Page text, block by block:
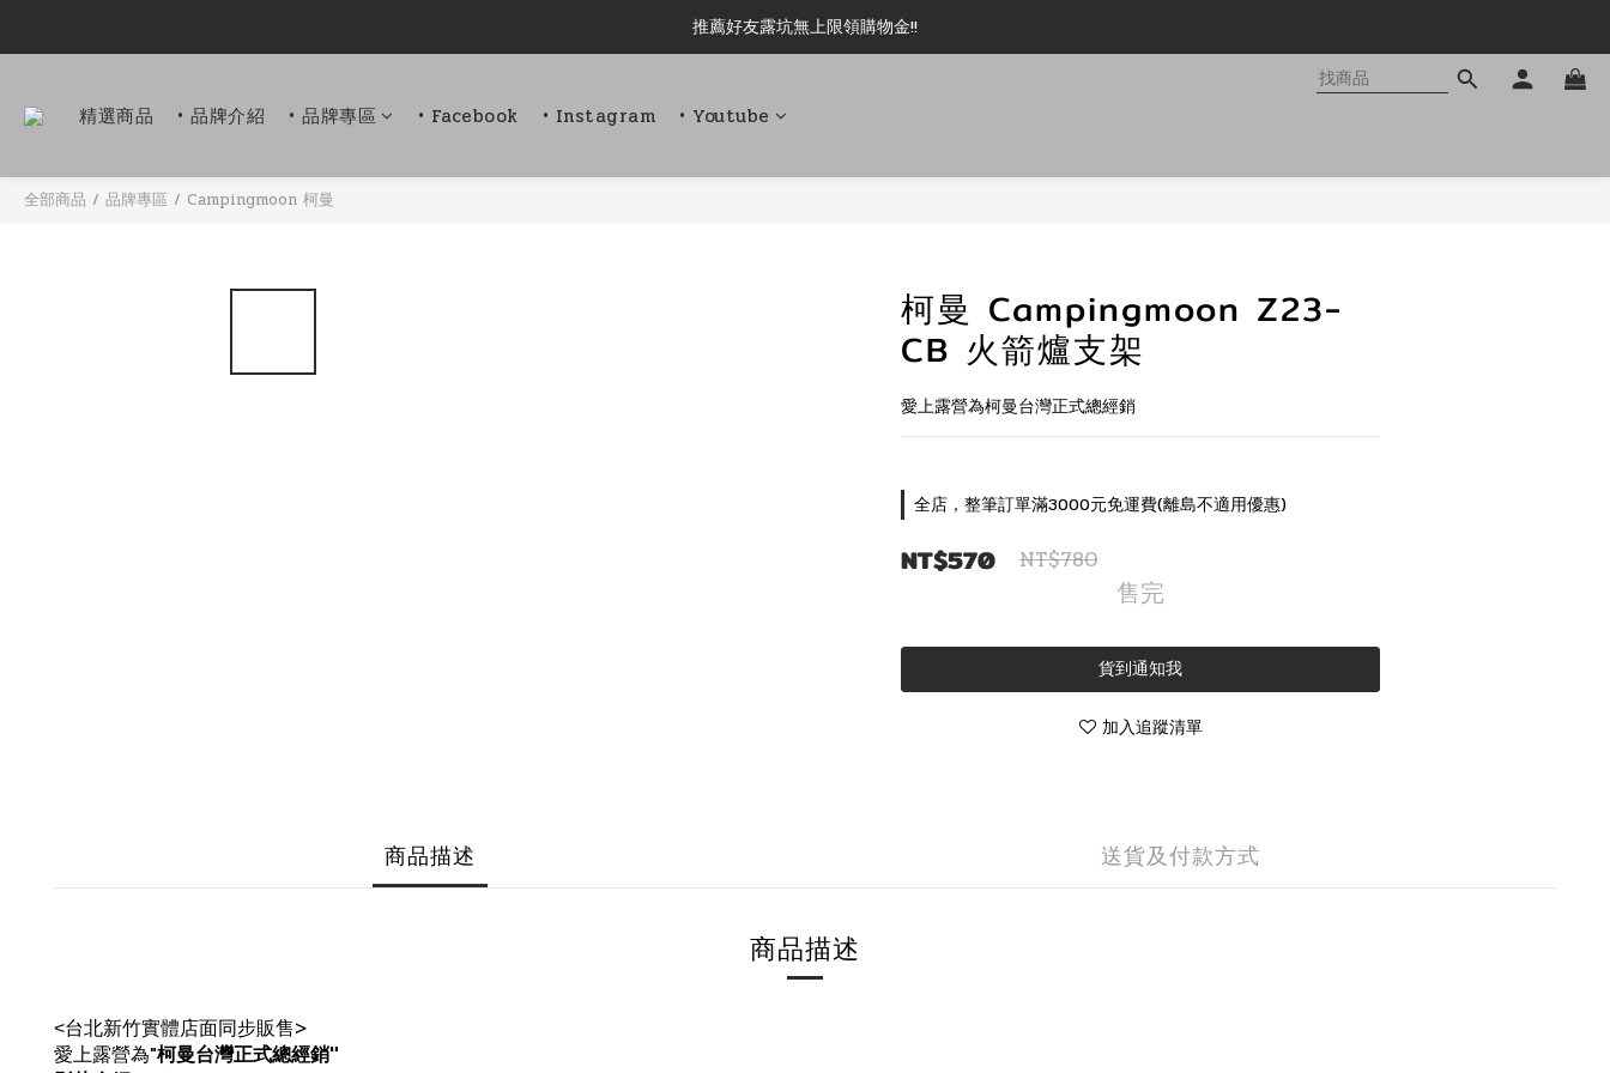
新加入會員即可現領 50元購物金!!
推薦好友露坑無上限領購物金!!
精選商品 • 品牌介紹 • 品牌專區 • Facebook • Instagram • Youtube
全部商品 / 品牌專區 / Campingmoon 柯曼
柯曼 Campingmoon Z23-
CB 火箭爐支架
愛上露營為柯曼台灣正式總經銷
全店，整筆訂單滿3000元免運費(離島不適用優惠)
NT$570 NT$780
售完
貨到通知我
加入追蹤清單
商品描述 送貨及付款方式
商品描述
<台北新竹實體店面同步販售>
愛上露營為"柯曼台灣正式總經銷"